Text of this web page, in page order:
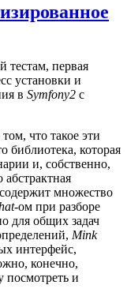
тестам, первая
установки и
в Symfony2 с
что такое эти
библиотека, которая
и, собственно,
содержит множество
-ом при разборе
для общих задач
Mink
интерфейс,
конечно,
посмотреть и